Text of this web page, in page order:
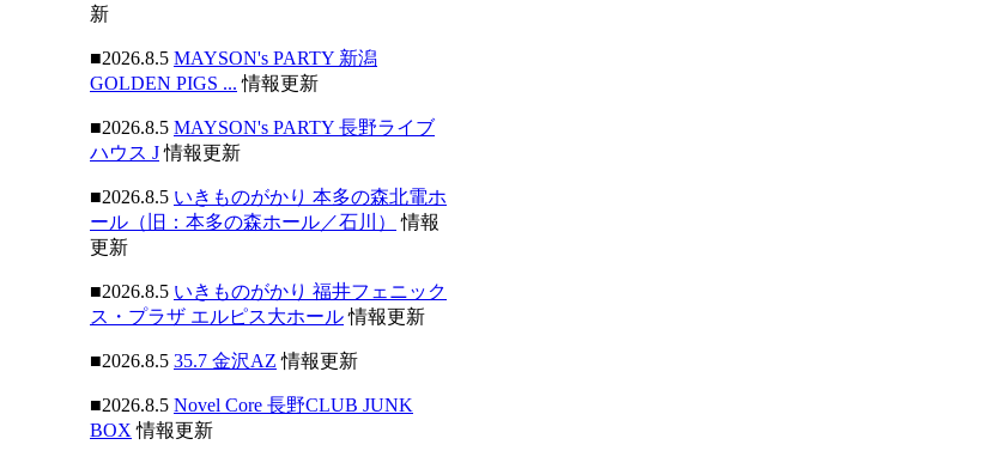
新
■2026.8.5 MAYSON's PARTY 新潟
GOLDEN PIGS ... 情報更新
■2026.8.5 MAYSON's PARTY 長野ライブ
ハウス J情報更新
■2026.8.5 いきものがかり 本多の森北電ホ
ール（旧：本多の森ホール／石川）
情報
更新
■2026.8.5 いきものがかり 福井フェニック
ス・プラザ エルピス大ホール情報更新
■2026.8.5 35.7 金沢AZ 情報更新
■2026.8.5 Novel Core 長野CLUB JUNK
BOX 情報更新